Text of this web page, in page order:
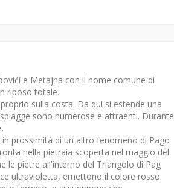
e Metajna con il nome comune di
riposo totale.
sulla costa. Da qui si estende una
sono numerose e attraenti. Durante
in prossimità di un altro fenomeno di Pago
nella pietraia scoperta nel maggio del
le pietre all'interno del Triangolo di Pag
ultravioletta, emettono il colore rosso.